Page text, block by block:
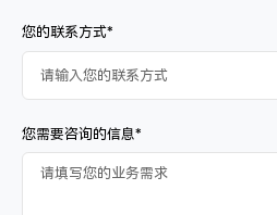
您的联系方式*
您需要咨询的信息*